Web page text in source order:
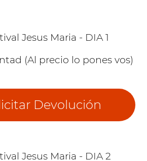
(Al precio lo pones vos)
Devolución